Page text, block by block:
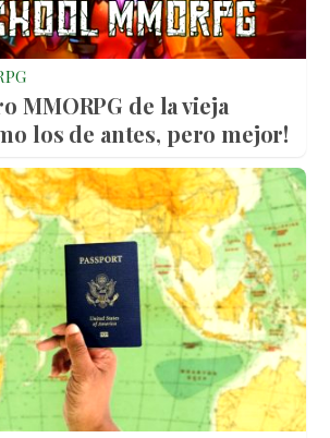
MMORPG de la vieja
los de antes, pero mejor!